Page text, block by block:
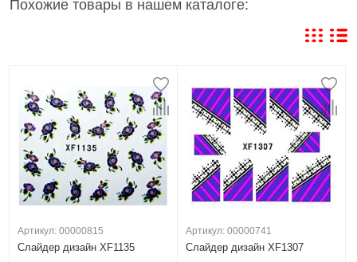
Похожие товары в нашем каталоге:
Артикул: 00000815
Слайдер дизайн XF1135
Артикул: 00000741
Слайдер дизайн XF1307